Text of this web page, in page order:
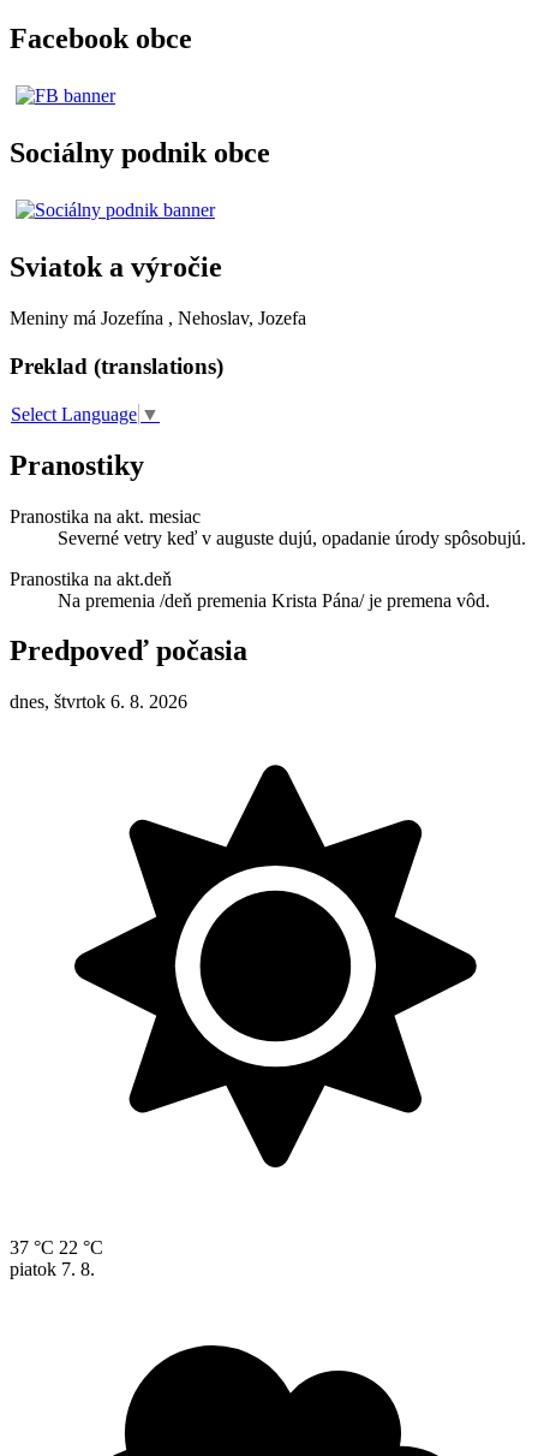
Facebook obce
Sociálny podnik obce
Sviatok a výročie
Meniny má Jozefína , Nehoslav, Jozefa
Preklad (translations)
Select Language ▼
Pranostiky
Pranostika na akt. mesiac
Severné vetry keď v auguste dujú, opadanie úrody spôsobujú.
Pranostika na akt.deň
Na premenia /deň premenia Krista Pána/ je premena vôd.
Predpoveď počasia
dnes, štvrtok 6. 8. 2026
37 °C 22 °C
piatok 7. 8.